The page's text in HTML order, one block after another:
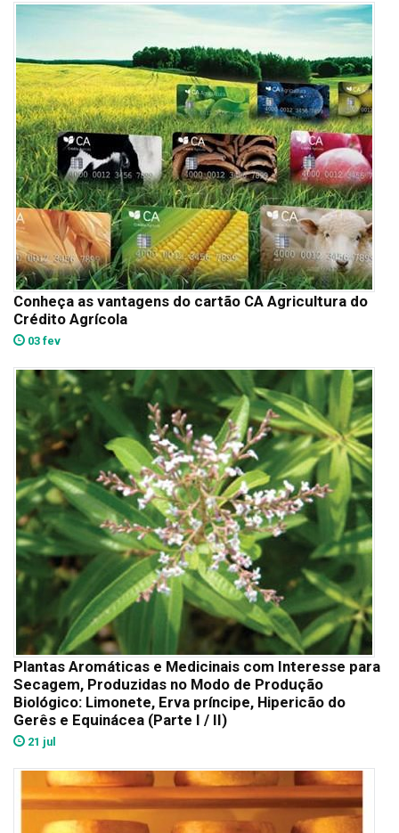
Conheça as vantagens do cartão CA Agricultura do
Crédito Agrícola
03 fev
Plantas Aromáticas e Medicinais com Interesse para
Secagem, Produzidas no Modo de Produção
Biológico: Limonete, Erva príncipe, Hipericão do
Gerês e Equinácea (Parte I / II)
21 jul